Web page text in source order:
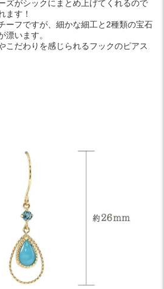
ズがシックにまとめ上げてくれるので
ます！
ーフですが、細かな細工と2種類の宝石
漂います。
こだわりを感じられるフックのピアス